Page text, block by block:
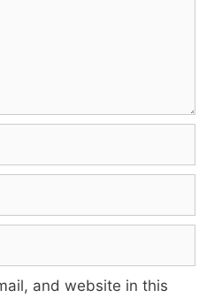
and website in this